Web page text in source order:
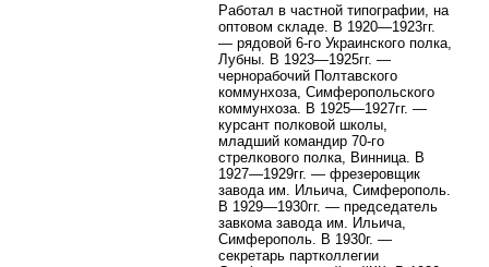
Работал в частной типографии, на
оптовом складе. В 1920—1923гг.
— рядовой 6-го Украинского полка,
Лубны. В 1923—1925гг. —
чернорабочий Полтавского
коммунхоза, Симферопольского
коммунхоза. В 1925—1927гг. —
курсант полковой школы,
младший командир 70-го
стрелкового полка, Винница. В
1927—1929гг. — фрезеровщик
завода им. Ильича, Симферополь.
В 1929—1930гг. — председатель
завкома завода им. Ильича,
Симферополь. В 1930г. —
секретарь партколлегии